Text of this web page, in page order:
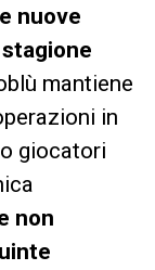
nuove
mantiene
in
giocatori
non